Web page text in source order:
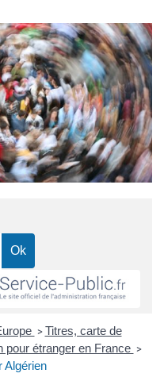
> Titres, carte de
pour étranger en France >
Algérien